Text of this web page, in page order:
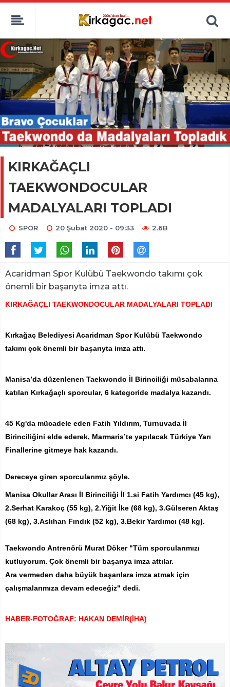
KIRKAĞAÇLI
TAEKWONDOCULAR
MADALYALARI TOPLADI
SPOR 20 Şubat 2020 - 09:33 2.6B
Acaridman Spor Kulübü Taekwondo takımı çok
önemli bir başarıyta imza attı.
KIRKAĞAÇLI TAEKWONDOCULAR MADALYALARI TOPLADI
Kırkağaç Belediyesi Acaridman Spor Kulübü Taekwondo
takımı çok önemli bir başarıyta imza attı.
Manisa’da düzenlenen Taekwondo İl Birinciliği müsabalarına
katılan Kırkağaçlı sporcular, 6 kategoride madalya kazandı.
45 Kg'da mücadele eden Fatih Yıldırım, Turnuvada İl
Birinciliğini elde ederek, Marmaris’te yapılacak Türkiye Yarı
Finallerine gitmeye hak kazandı.
Dereceye giren sporcularımız şöyle.
Manisa Okullar Arası İl Birinciliği İl 1.si Fatih Yardımcı (45 kg),
2.Serhat Karakoç (55 kg), 2.Yiğit İke (68 kg), 3.Gülseren Aktaş
(68 kg), 3.Aslıhan Fındık (52 kg), 3.Bekir Yardımcı (48 kg).
Taekwondo Antrenörü Murat Döker "Tüm sporcularımızı
kutluyorum. Çok önemli bir başarıya imza attılar.
Ara vermeden daha büyük başarılara imza atmak için
çalışmalarımıza devam edeceğiz" dedi.
HABER-FOTOĞRAF: HAKAN DEMİR(İHA)